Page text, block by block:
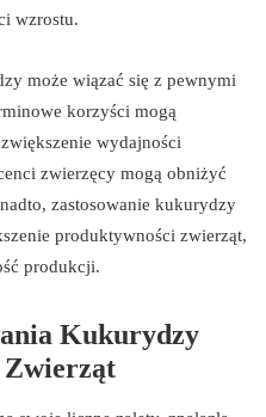
wzrostu.
może wiązać się z pewnymi
korzyści mogą
wydajności
zwierzęcy mogą obniżyć
zastosowanie kukurydzy
produktywności zwierząt,
produkcji.
Kukurydzy